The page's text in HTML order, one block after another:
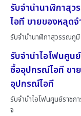
รับจำนำนาฬิกาสุ
ไอที ขายของหลุด
รับจำนำนาฬิกาสุวรรณภู
รับจำนำไอโฟนศูน
ซื้ออุปกรณ์ไอที ขา
อุปกรณ์ไอที
รับจำนำไอโฟนศูนย์ราช
จ